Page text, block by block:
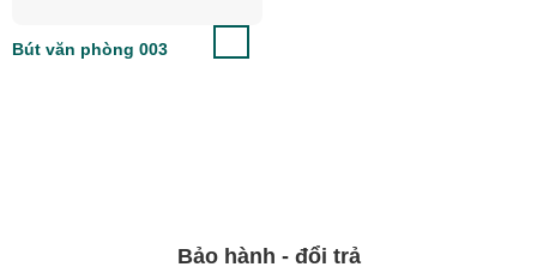
Bút văn phòng 003
Bảo hành - đổi trả